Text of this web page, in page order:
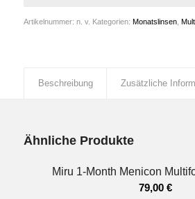
Artikelnummer: n. v. Kategorien: Monatslinsen,
Beschreibung Zusätzliche
Ähnliche Produkte
Miru 1-Month Menicon
79,00 €